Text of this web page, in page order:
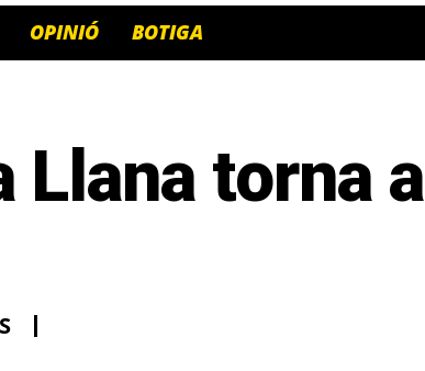
OPINIÓ BOTIGA
Llana torna a